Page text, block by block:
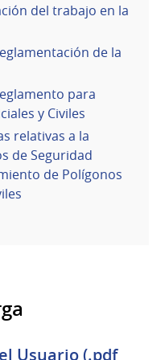
del trabajo en la
de la
para
y Civiles
relativas a la
de Seguridad
de Polígonos
Usuario (.pdf